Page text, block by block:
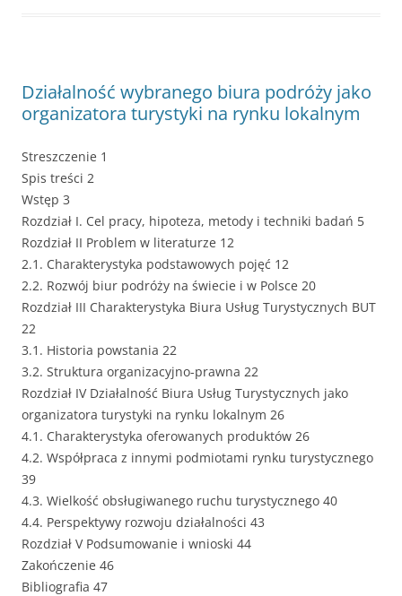
Działalność wybranego biura podróży jako
organizatora turystyki na rynku lokalnym
Streszczenie 1
Spis treści 2
Wstęp 3
Rozdział I. Cel pracy, hipoteza, metody i techniki badań 5
Rozdział II Problem w literaturze 12
2.1. Charakterystyka podstawowych pojęć 12
2.2. Rozwój biur podróży na świecie i w Polsce 20
Rozdział III Charakterystyka Biura Usług Turystycznych BUT
22
3.1. Historia powstania 22
3.2. Struktura organizacyjno-prawna 22
Rozdział IV Działalność Biura Usług Turystycznych jako
organizatora turystyki na rynku lokalnym 26
4.1. Charakterystyka oferowanych produktów 26
4.2. Współpraca z innymi podmiotami rynku turystycznego
39
4.3. Wielkość obsługiwanego ruchu turystycznego 40
4.4. Perspektywy rozwoju działalności 43
Rozdział V Podsumowanie i wnioski 44
Zakończenie 46
Bibliografia 47